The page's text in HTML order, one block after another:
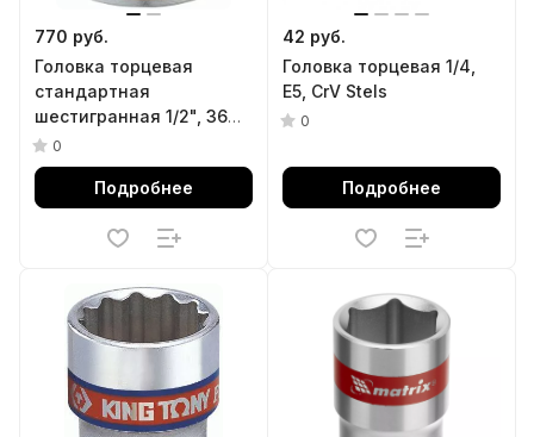
770 руб.
Головка торцевая
стандартная
шестигранная 1/2", 36
мм KING TONY 433536M
0
Подробнее
42 руб.
Головка торцевая 1/4,
Е5, CrV Stels
0
Подробнее